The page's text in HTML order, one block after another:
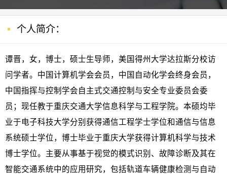
个人简介：
谭晋，女，博士，硕士生导师，美国得州大学达拉斯分校访
问学者。中国计算机学会会员，中国自动化学会终身会员，
中国指挥与控制学会自主式交通控制与安全专业委员会委
员；现任教于重庆交通大学信息科学与工程学院。本硕均毕
业于电子科技大学分别获得通信工程学士学位和通信与信息
系统硕士学位，博士毕业于重庆大学获得计算机科学与技术
博士学位。主要从事基于视觉的模式识别、故障诊断及其在
智能交通系统中的应用研究，包括轨道车辆健康检测与自动